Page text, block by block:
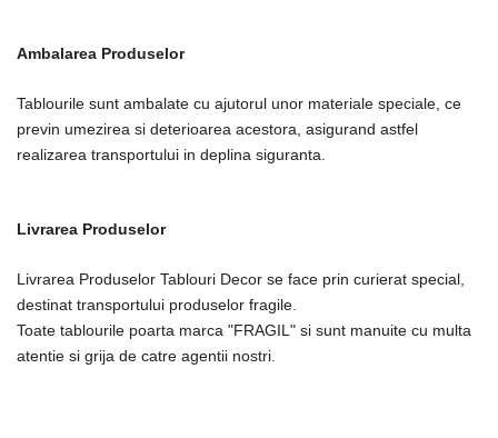
Ambalarea Produselor
Tablourile sunt ambalate cu ajutorul unor materiale speciale, ce
previn umezirea si deterioarea acestora, asigurand astfel
realizarea transportului in deplina siguranta.
Livrarea Produselor
Livrarea Produselor Tablouri Decor se face prin curierat special,
destinat transportului produselor fragile.
Toate tablourile poarta marca "FRAGIL" si sunt manuite cu multa
atentie si grija de catre agentii nostri.